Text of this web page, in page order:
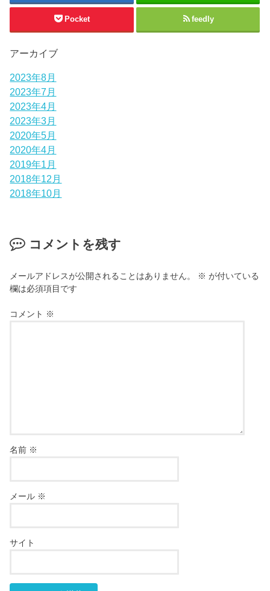
Pocket feedly
アーカイブ
2023年8月
2023年7月
2023年4月
2023年3月
2020年5月
2020年4月
2019年1月
2018年12月
2018年10月
コメントを残す
メールアドレスが公開されることはありません。 ※ が付いている
欄は必須項目です
コメント ※
名前 ※
メール ※
サイト